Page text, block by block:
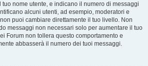
tuo nome utente, e indicano il numero di messaggi
alcuni utenti, ad esempio, moderatori e
puoi cambiare direttamente il tuo livello. Non
messaggi non necessari solo per aumentare il tuo
Forum non tollera questo comportamento e
abbasserà il numero dei tuoi messaggi.